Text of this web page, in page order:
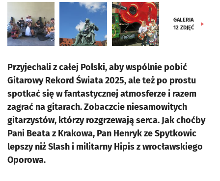
GALERIA
12 ZDJĘĆ
Przyjechali z całej Polski, aby wspólnie pobić
Gitarowy Rekord Świata 2025, ale też po prostu
spotkać się w fantastycznej atmosferze i razem
zagrać na gitarach. Zobaczcie niesamowitych
gitarzystów, którzy rozgrzewają serca. Jak choćby
Pani Beata z Krakowa, Pan Henryk ze Spytkowic
lepszy niż Slash i militarny Hipis z wrocławskiego
Oporowa.